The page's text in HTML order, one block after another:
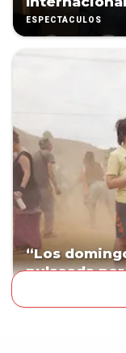
ESPECTÁCULOS
“Los
pulseada